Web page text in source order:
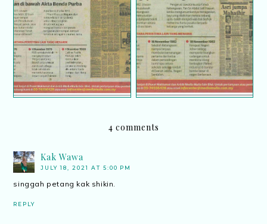
Hari ini dalam sejarah Hari ini dalam sejarah
4 comments
Kak Wawa
JULY 18, 2021 AT 5:00 PM
singgah petang kak shikin.
REPLY